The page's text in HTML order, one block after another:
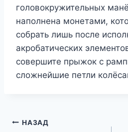
головокружительных
наполнена монетами,
собрать лишь после
акробатических
совершите прыжок с
сложнейшие петли
Навигация
НАЗАД